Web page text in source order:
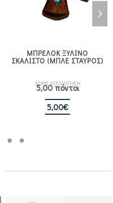
ΜΠΡΕΛΟΚ ΞΥΛΙΝΟ
ΣΚΑΛΙΣΤΟ (ΜΠΛΕ ΣΤΑΥΡΟΣ)
ΧΩΡΙΣ ΑΞΙΟΛΟΓΗΣΗ
5,00 πόντοι
5,00€